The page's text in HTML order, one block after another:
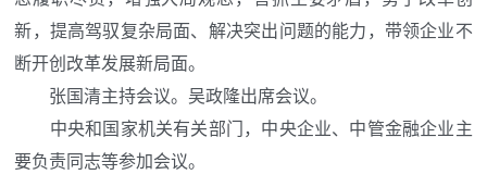
新，提高驾驭复杂局面、解决突出问题的能力，带领企业不
断开创改革发展新局面。
张国清主持会议。吴政隆出席会议。
中央和国家机关有关部门，中央企业、中管金融企业主
要负责同志等参加会议。